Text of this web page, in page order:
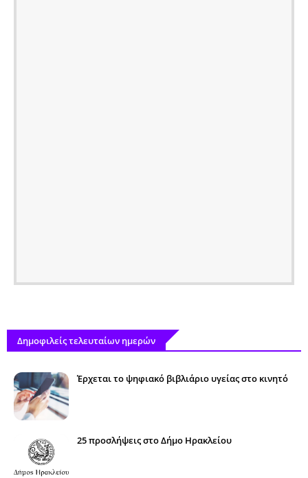
Δημοφιλείς τελευταίων ημερών
Έρχεται το ψηφιακό βιβλιάριο υγείας στο κινητό
25 προσλήψεις στο Δήμο Ηρακλείου